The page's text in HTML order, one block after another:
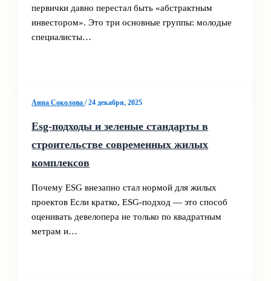
первички давно перестал быть «абстрактным
инвестором». Это три основные группы: молодые
специалисты…
Анна Соколова/24 декабря, 2025
Esg-подходы и зеленые стандарты в
строительстве современных жилых
комплексов
Почему ESG внезапно стал нормой для жилых
проектов Если кратко, ESG‑подход — это способ
оценивать девелопера не только по квадратным
метрам и…